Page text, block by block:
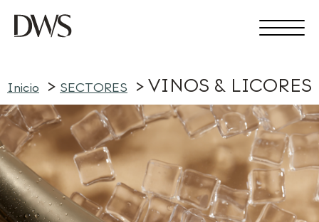
Inicio SECTORES VINOS & LICORES